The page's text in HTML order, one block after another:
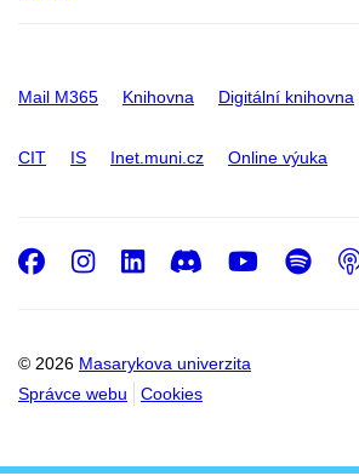
Mail M365 Knihovna Digitální knihovna
CIT IS Inet.muni.cz Online výuka
© 2026 Masarykova univerzita
Správce webu
Cookies
Facebook
Instagram
LinkedIn
Discord